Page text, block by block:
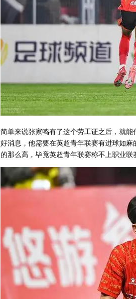
简单来说张家鸣有了这个劳工证之后，就
好消息，他需要在英超青年联赛有进球如
的那么高，毕竟英超青年联赛称不上职业联